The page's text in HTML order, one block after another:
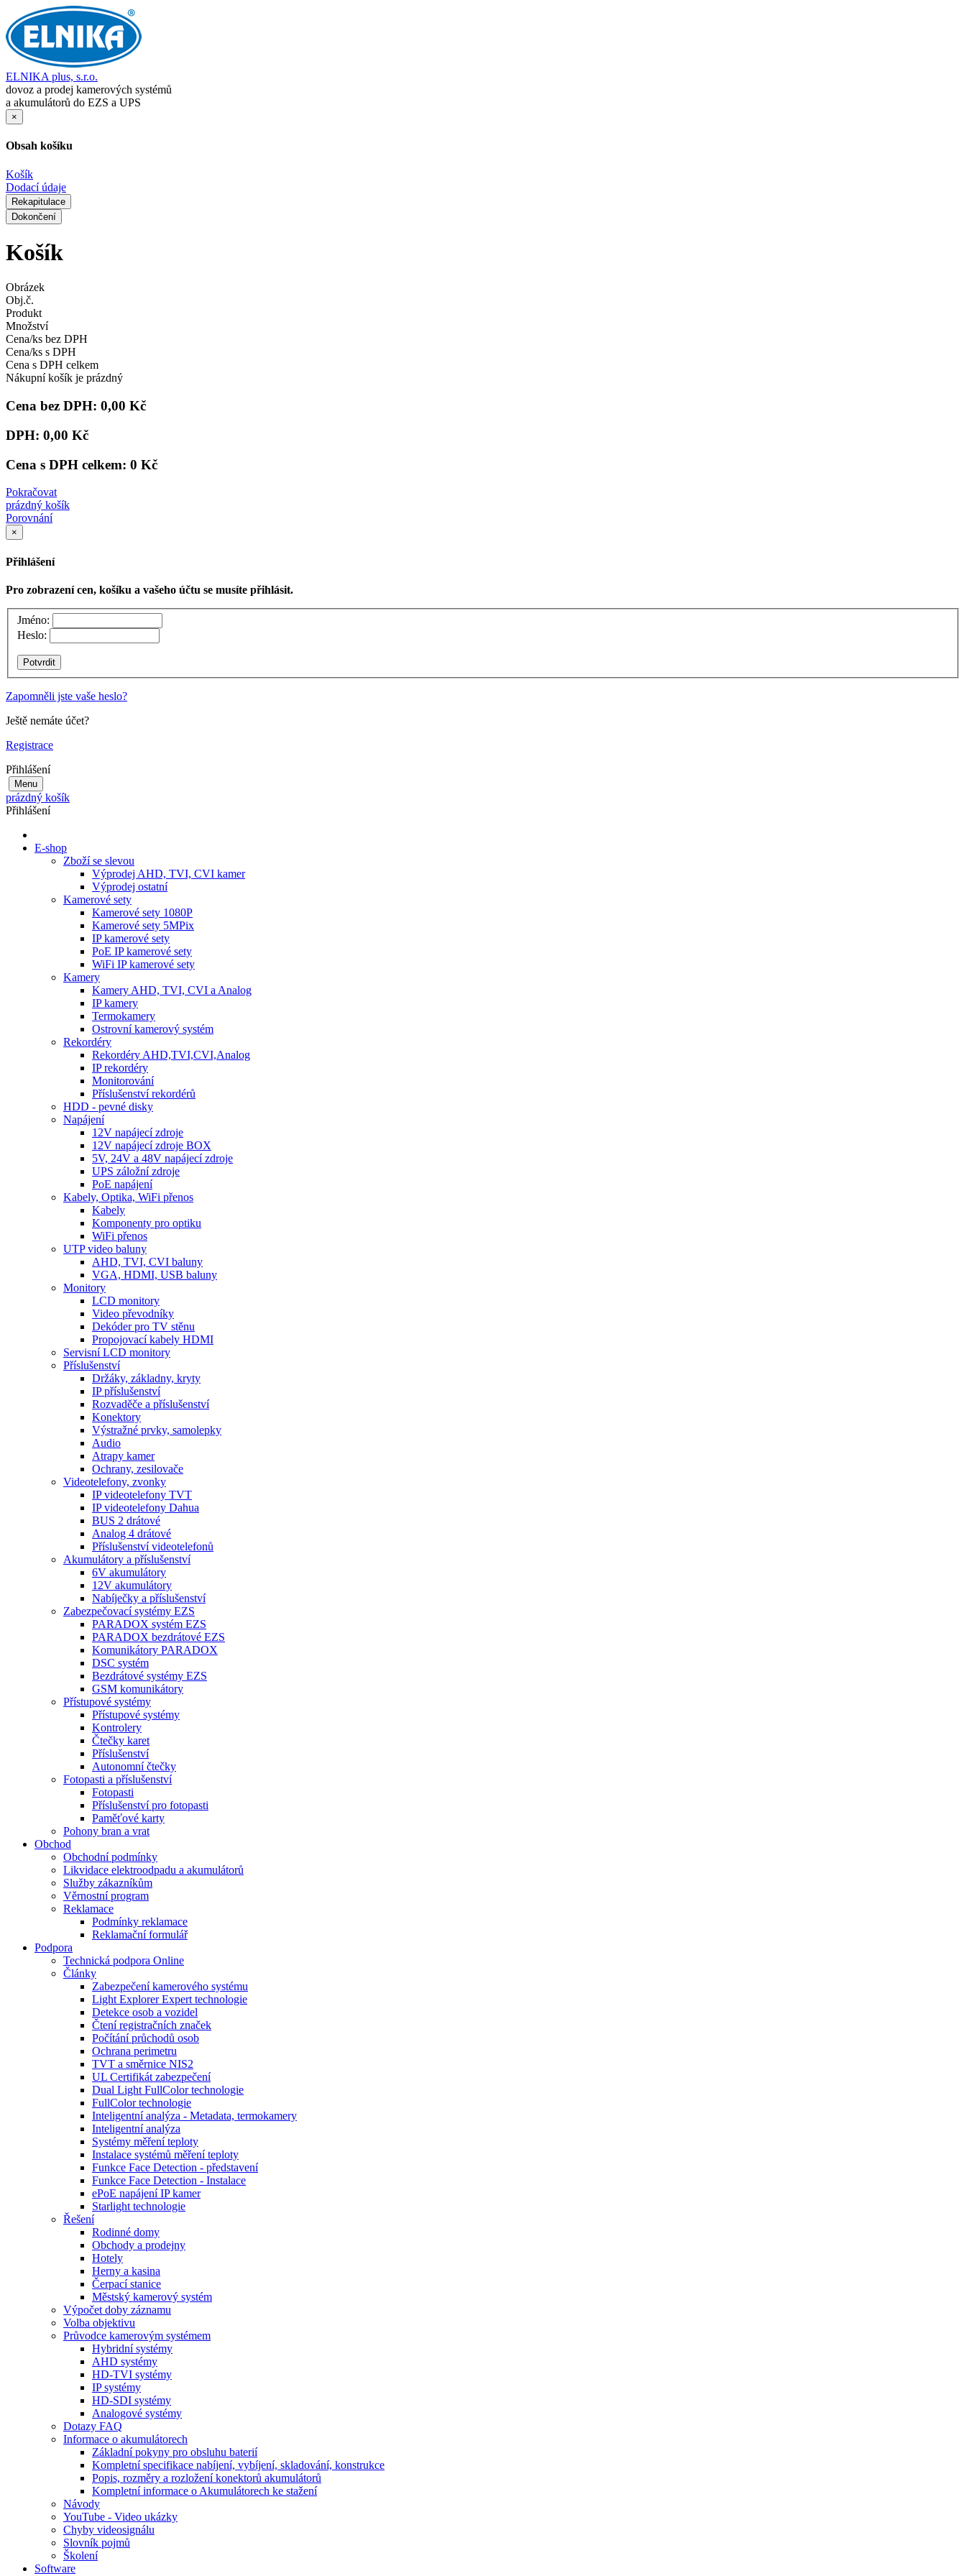
ELNIKA plus, s.r.o.
dovoz a prodej kamerových systémů
a akumulátorů do EZS a UPS
×
Obsah košíku
Košík
Dodací údaje
Rekapitulace
Dokončení
Košík
Obrázek
Obj.č.
Produkt
Množství
Cena/ks bez DPH
Cena/ks s DPH
Cena s DPH celkem
Nákupní košík je prázdný
Cena bez DPH: 0,00 Kč
DPH: 0,00 Kč
Cena s DPH celkem: 0 Kč
Pokračovat
prázdný košík
Porovnání
×
Přihlášení
Pro zobrazení cen, košíku a vašeho účtu se musíte přihlásit.
Jméno:
Heslo:
Zapomněli jste vaše heslo?
Ještě nemáte účet?
Registrace
Přihlášení
Menu
prázdný košík
Přihlášení
E-shop
Zboží se slevou
Výprodej AHD, TVI, CVI kamer
Výprodej ostatní
Kamerové sety
Kamerové sety 1080P
Kamerové sety 5MPix
IP kamerové sety
PoE IP kamerové sety
WiFi IP kamerové sety
Kamery
Kamery AHD, TVI, CVI a Analog
IP kamery
Termokamery
Ostrovní kamerový systém
Rekordéry
Rekordéry AHD,TVI,CVI,Analog
IP rekordéry
Monitorování
Příslušenství rekordérů
HDD - pevné disky
Napájení
12V napájecí zdroje
12V napájecí zdroje BOX
5V, 24V a 48V napájecí zdroje
UPS záložní zdroje
PoE napájení
Kabely, Optika, WiFi přenos
Kabely
Komponenty pro optiku
WiFi přenos
UTP video baluny
AHD, TVI, CVI baluny
VGA, HDMI, USB baluny
Monitory
LCD monitory
Video převodníky
Dekóder pro TV stěnu
Propojovací kabely HDMI
Servisní LCD monitory
Příslušenství
Držáky, základny, kryty
IP příslušenství
Rozvaděče a příslušenství
Konektory
Výstražné prvky, samolepky
Audio
Atrapy kamer
Ochrany, zesilovače
Videotelefony, zvonky
IP videotelefony TVT
IP videotelefony Dahua
BUS 2 drátové
Analog 4 drátové
Příslušenství videotelefonů
Akumulátory a příslušenství
6V akumulátory
12V akumulátory
Nabíječky a příslušenství
Zabezpečovací systémy EZS
PARADOX systém EZS
PARADOX bezdrátové EZS
Komunikátory PARADOX
DSC systém
Bezdrátové systémy EZS
GSM komunikátory
Přístupové systémy
Přístupové systémy
Kontrolery
Čtečky karet
Příslušenství
Autonomní čtečky
Fotopasti a příslušenství
Fotopasti
Příslušenství pro fotopasti
Paměťové karty
Pohony bran a vrat
Obchod
Obchodní podmínky
Likvidace elektroodpadu a akumulátorů
Služby zákazníkům
Věrnostní program
Reklamace
Podmínky reklamace
Reklamační formulář
Podpora
Technická podpora Online
Články
Zabezpečení kamerového systému
Light Explorer Expert technologie
Detekce osob a vozidel
Čtení registračních značek
Počítání průchodů osob
Ochrana perimetru
TVT a směrnice NIS2
UL Certifikát zabezpečení
Dual Light FullColor technologie
FullColor technologie
Inteligentní analýza - Metadata, termokamery
Inteligentní analýza
Systémy měření teploty
Instalace systémů měření teploty
Funkce Face Detection - představení
Funkce Face Detection - Instalace
ePoE napájení IP kamer
Starlight technologie
Řešení
Rodinné domy
Obchody a prodejny
Hotely
Herny a kasina
Čerpací stanice
Městský kamerový systém
Výpočet doby záznamu
Volba objektivu
Průvodce kamerovým systémem
Hybridní systémy
AHD systémy
HD-TVI systémy
IP systémy
HD-SDI systémy
Analogové systémy
Dotazy FAQ
Informace o akumulátorech
Základní pokyny pro obsluhu baterií
Kompletní specifikace nabíjení, vybíjení, skladování, konstrukce
Popis, rozměry a rozložení konektorů akumulátorů
Kompletní informace o Akumulátorech ke stažení
Návody
YouTube - Video ukázky
Chyby videosignálu
Slovník pojmů
Školení
Software